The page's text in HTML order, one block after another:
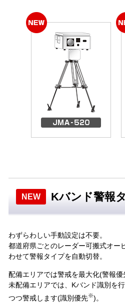
NEW Kバンド警報
わずらわしい手動設定は不要。
都道府県ごとのレーダー可搬式オー
わせて警報タイプを自動切替。
配備エリアでは警戒を最大化(警報優
未配備エリアでは、Kバンド識別を
つつ警戒します(識別優先※)。